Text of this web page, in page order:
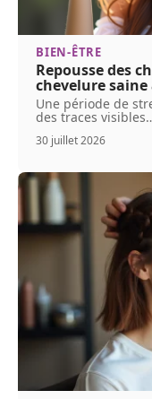
BIEN-ÊTRE
Repousse des
chevelure saine
Une période de
des traces visibles
30 juillet 2026